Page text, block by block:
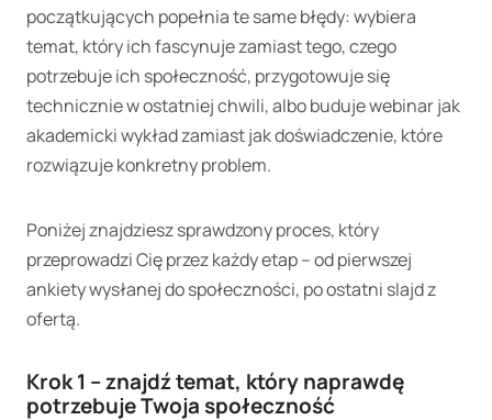
początkujących popełnia te same błędy: wybiera
temat, który ich fascynuje zamiast tego, czego
potrzebuje ich społeczność, przygotowuje się
technicznie w ostatniej chwili, albo buduje webinar jak
akademicki wykład zamiast jak doświadczenie, które
rozwiązuje konkretny problem.
Poniżej znajdziesz sprawdzony proces, który
przeprowadzi Cię przez każdy etap – od pierwszej
ankiety wysłanej do społeczności, po ostatni slajd z
ofertą.
Krok 1 – znajdź temat, który naprawdę
potrzebuje Twoja społeczność